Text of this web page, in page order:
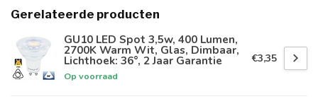
Gerelateerde producten
GU10 LED Spot 3,5w, 400 Lumen,
2700K Warm Wit, Glas, Dimbaar,
Lichthoek: 36°, 2 Jaar Garantie
Op voorraad
€3,35